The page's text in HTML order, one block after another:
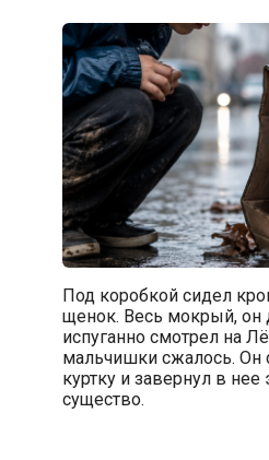
Под коробкой сидел
щенок. Весь мокрый, он
испуганно смотрел на
мальчишки сжалось. Он
куртку и завернул в нее
существо.